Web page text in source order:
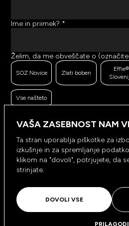
Ime in priimek? *
SOZ Novice Zlati boben
Effie®
Vse našteto
Želim, da me obveščate o
Da, dovolim
Ne,
zanimivo vsebino, bi želeli meriti
sporočila. Ali nam dovolite, da
prikaze prejetih sporočil ter klike na
prejetih sporočilih? *
NAROČI SE
VAŠA ZASEBNOST NAM
Ta stran uporablja piškotke za
izkušnje in za spremljanje
klikom na "dovoli", potrjujete, da
strinjate.
DOVOLI VSE
PRILAGODI